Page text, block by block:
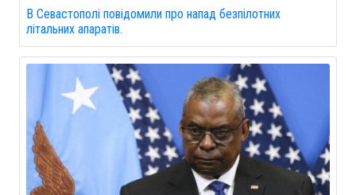
В Севастополі повідомили про напад безпілотних
літальних апаратів.